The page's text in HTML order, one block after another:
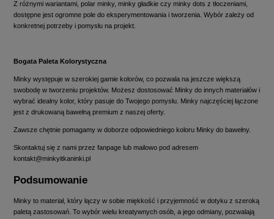
Z różnymi wariantami, polar minky, minky gładkie czy minky dots z tłoczeniami,
dostępne jest ogromne pole do eksperymentowania i tworzenia. Wybór zależy od
konkretnej potrzeby i pomysłu na projekt.
Bogata Paleta Kolorystyczna
Minky występuje w szerokiej gamie kolorów, co pozwala na jeszcze większą
swobodę w tworzeniu projektów. Możesz dostosować Minky do innych materiałów i
wybrać idealny kolor, który pasuje do Twojego pomysłu. Minky najczęściej łączone
jest z drukowaną bawełną premium z naszej oferty.
Zawsze chętnie pomagamy w doborze odpowiedniego koloru Minky do bawełny.
Skontaktuj się z nami przez fanpage lub mailowo pod adresem
kontakt@minkyitkaninki.pl
Podsumowanie
Minky to materiał, który łączy w sobie miękkość i przyjemność w dotyku z szeroką
paletą zastosowań. To wybór wielu kreatywnych osób, a jego odmiany, pozwalają